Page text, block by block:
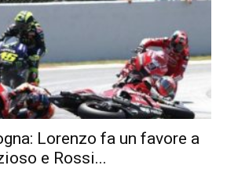
Lorenzo fa un favore a
e Rossi...